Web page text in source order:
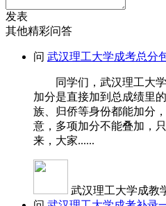
发表
其他精彩问答
问 武汉理工大学成考总分
同学们，武汉理工大学
加分是直接加到总成绩里
族、归侨等身份都能加分
意，多项加分不能叠加，
来，大家......
武汉理工大学成教